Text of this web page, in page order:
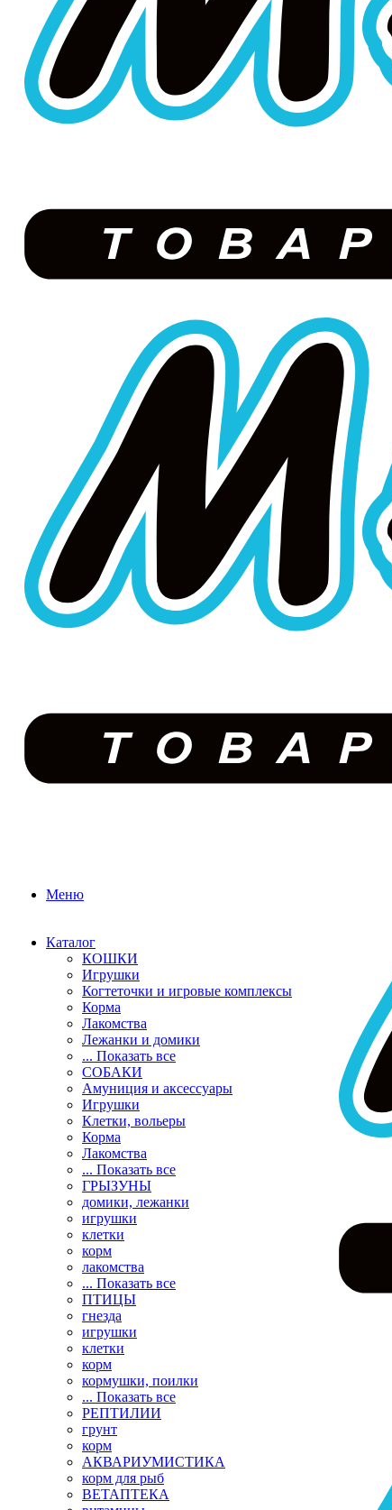
Меню
Каталог
КОШКИ
Игрушки
Когтеточки и игровые комплексы
Корма
Лакомства
Лежанки и домики
... Показать все
СОБАКИ
Амуниция и аксессуары
Игрушки
Клетки, вольеры
Корма
Лакомства
... Показать все
ГРЫЗУНЫ
домики, лежанки
игрушки
клетки
корм
лакомства
... Показать все
ПТИЦЫ
гнезда
игрушки
клетки
корм
кормушки, поилки
... Показать все
РЕПТИЛИИ
грунт
корм
АКВАРИУМИСТИКА
корм для рыб
ВЕТАПТЕКА